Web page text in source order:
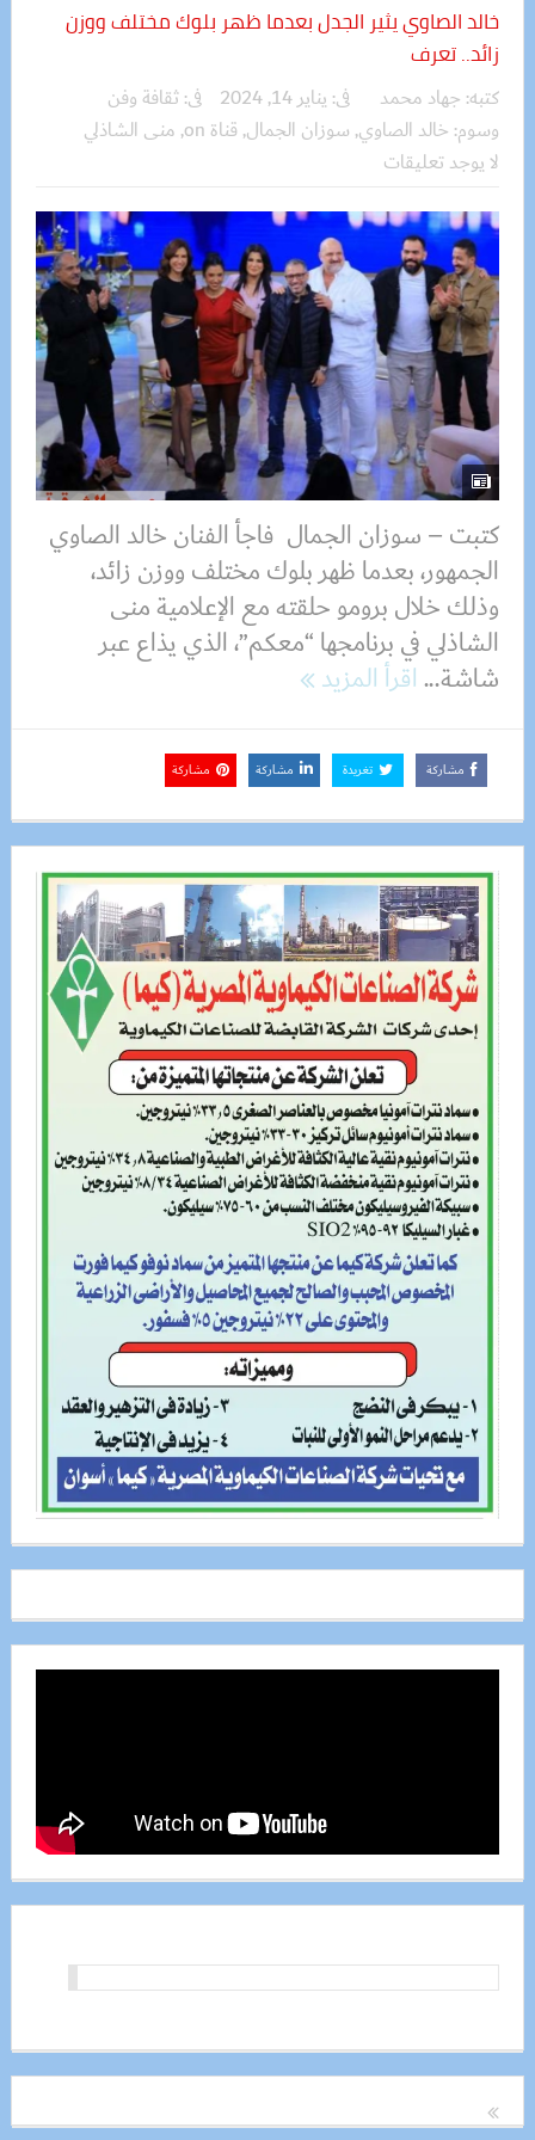
خالد الصاوي يثير الجدل بعدما ظهر بلوك مختلف ووزن
زائد.. تعرف
كتبه: جهاد محمد فى: يناير 14, 2024 فى:ثقافة وفن
وسوم: خالد الصاوي, سوزان الجمال, قناة on , منى الشاذلي
لا يوجد تعليقات
كتبت – سوزان الجمال فاجأ الفنان خالد الصاوي
الجمهور، بعدما ظهر بلوك مختلف ووزن زائد،
وذلك خلال برومو حلقته مع الإعلامية منى
الشاذلي في برنامجها “معكم”، الذي يذاع عبر
شاشة...اقرأ المزيد
مشاركة تغريدة مشاركة مشاركة